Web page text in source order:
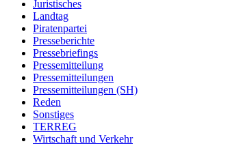
Juristisches
Landtag
Piratenpartei
Presseberichte
Pressebriefings
Pressemitteilung
Pressemitteilungen
Pressemitteilungen (SH)
Reden
Sonstiges
TERREG
Wirtschaft und Verkehr